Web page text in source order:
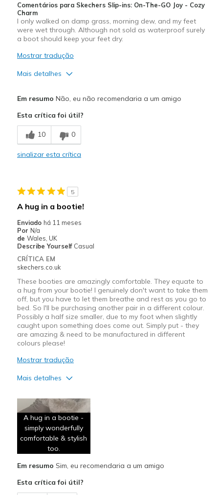
Going Out
Special Occasions
Width
View On Shoes
I'm Into Shoes
Comentários para Skechers Slip-ins: On-The-GO Joy - Cozy
Charm
I only walked on damp grass, morning dew, and my feet
were wet through. Although not sold as waterproof surely
a boot should keep your feet dry.
Mostrar tradução
Mais detalhes
Comfortable
Stylish
Em resumo Não, eu não recomendaria a um amigo
Esta crítica foi útil?
10 0
sinalizar esta crítica
5
A hug in a bootie!
Enviado há 11 meses
Por N/a
de Wales, UK
Describe Yourself Casual
CRÍTICA EM
skechers.co.uk
These booties are amazingly comfortable. They equate to
a hug from your bootie! I genuinely don't want to take them
off, but you have to let them breathe and rest as you go to
bed. So I'll be purchasing another pair in a different colour.
Possibly a half size smaller, due to my foot when slightly
caught upon something does come out. Simply put - they
are amazing & need to be manufactured in different
colours please!
Mostrar tradução
Mais detalhes
A little warm.
Attractive Design
Comfortable
Stylish
Contras
A hug in a bootie -
simply wonderfully
comfortable & stylish
too.
Em resumo Sim, eu recomendaria a um amigo
Esta crítica foi útil?